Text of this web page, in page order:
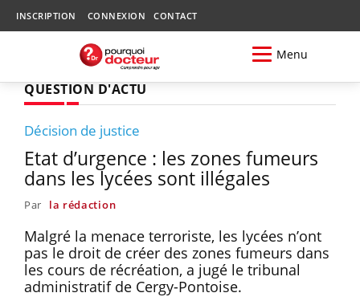
INSCRIPTION CONNEXION CONTACT
Menu
QUESTION D'ACTU
Décision de justice
Etat d’urgence : les zones fumeurs
dans les lycées sont illégales
Par la rédaction
Malgré la menace terroriste, les lycées n’ont
pas le droit de créer des zones fumeurs dans
les cours de récréation, a jugé le tribunal
administratif de Cergy-Pontoise.